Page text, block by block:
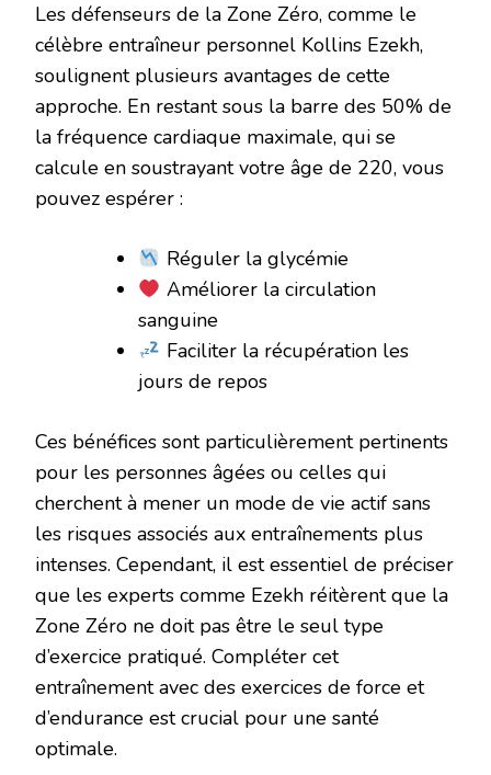
Les défenseurs de la Zone Zéro, comme le
célèbre entraîneur personnel Kollins Ezekh,
soulignent plusieurs avantages de cette
approche. En restant sous la barre des 50% de
la fréquence cardiaque maximale, qui se
calcule en soustrayant votre âge de 220, vous
pouvez espérer :
Réguler la glycémie
Améliorer la circulation
sanguine
Faciliter la récupération les
jours de repos
Ces bénéfices sont particulièrement pertinents
pour les personnes âgées ou celles qui
cherchent à mener un mode de vie actif sans
les risques associés aux entraînements plus
intenses. Cependant, il est essentiel de préciser
que les experts comme Ezekh réitèrent que la
Zone Zéro ne doit pas être le seul type
d’exercice pratiqué. Compléter cet
entraînement avec des exercices de force et
d’endurance est crucial pour une santé
optimale.